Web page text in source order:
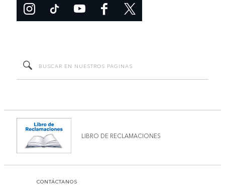
LIBRO DE RECLAMACIONES
CONTÁCTANOS